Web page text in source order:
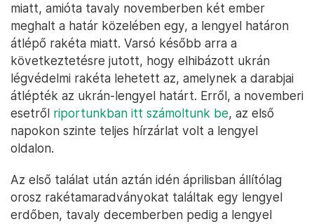
miatt, amióta tavaly novemberben két ember
meghalt a határ közelében egy, a lengyel határon
átlépő rakéta miatt. Varsó később arra a
következtetésre jutott, hogy elhibázott ukrán
légvédelmi rakéta lehetett az, amelynek a darabjai
átlépték az ukrán-lengyel határt. Erről, a novemberi
esetről riportunkban itt számoltunk be, az első
napokon szinte teljes hírzárlat volt a lengyel
oldalon.
Az első találat után aztán idén áprilisban állítólag
orosz rakétamaradványokat találtak egy lengyel
erdőben, tavaly decemberben pedig a lengyel